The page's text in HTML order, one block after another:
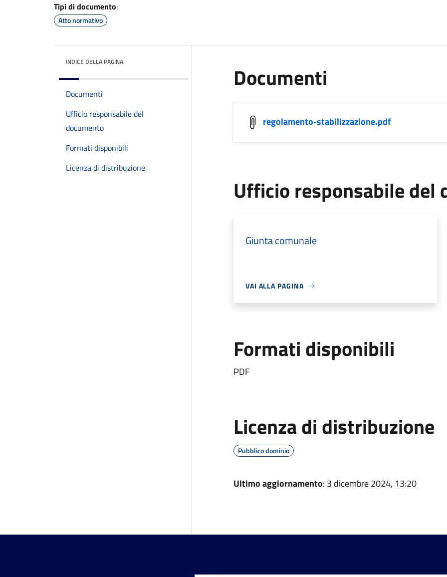
Tipi di documento:
Atto normativo
INDICE DELLA PAGINA
Documenti
Ufficio responsabile del
documento
Formati disponibili
Licenza di distribuzione
Documenti
regolamento-stabilizzazione.pdf
Ufficio responsabile del
Giunta comunale
VAI ALLA PAGINA
Formati disponibili
PDF
Licenza di distribuzione
Pubblico dominio
Ultimo aggiornamento: 3 dicembre 2024, 13:20